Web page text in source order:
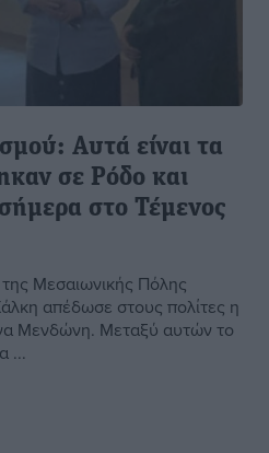
Αυτά είναι τα
σε Ρόδο και
στο Τέμενος
Μεσαιωνικής Πόλης
απέδωσε στους πολίτες η
Μενδώνη. Μεταξύ αυτών το
...